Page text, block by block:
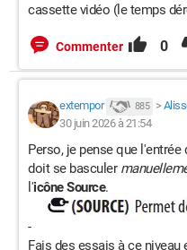
cassette vidéo (le temps
Commenter 0
extempor 885 >
30 juin 2026 à 21:54
Perso, je pense que
doit se basculer
l'icône Source.
-
Fais des essais à ce